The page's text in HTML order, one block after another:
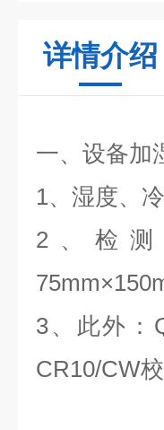
详情介绍
一、设备加
1、湿度、
2、检测
3、此外：
CR10/CW